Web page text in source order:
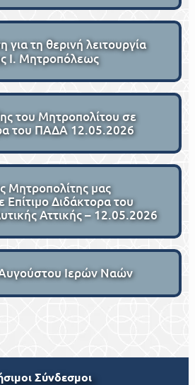
τη θερινή λειτουργία
Ι. Μητροπόλεως
του Μητροπολίτου σε
του ΠΑΔΑ 12.05.2026
Μητροπολίτης μας
Διδάκτορα του
Αττικής – 12.05.2026
Ιερών Ναών
Σύνδεσμοι